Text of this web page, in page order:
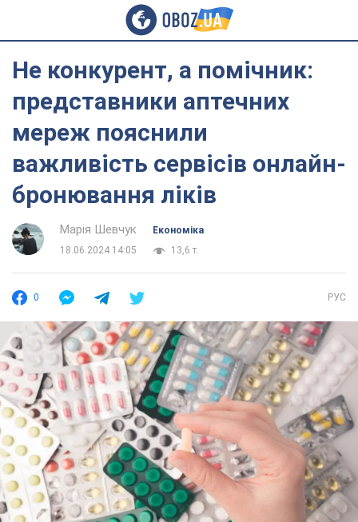
Не конкурент, а помічник:
представники аптечних
мереж пояснили
важливість сервісів онлайн-
бронювання ліків
Марія Шевчук
Економіка
18.06.2024 14:05
13,6 т.
0 РУС